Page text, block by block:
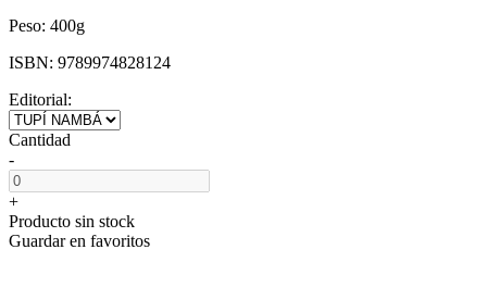
Peso: 400g
ISBN: 9789974828124
Editorial:
Cantidad
-
+
Producto sin stock
Guardar en favoritos